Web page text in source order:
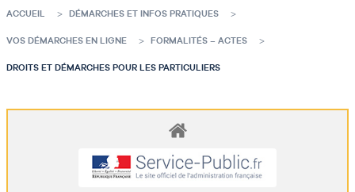
ACCUEIL DÉMARCHES ET INFOS PRATIQUES
VOS DÉMARCHES EN LIGNE FORMALITÉS – ACTES
DROITS ET DÉMARCHES POUR LES PARTICULIERS